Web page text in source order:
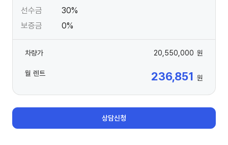
선수금
30%
보증금
0%
차량가 20,550,000 원
월 렌트 236,851 원
상담신청